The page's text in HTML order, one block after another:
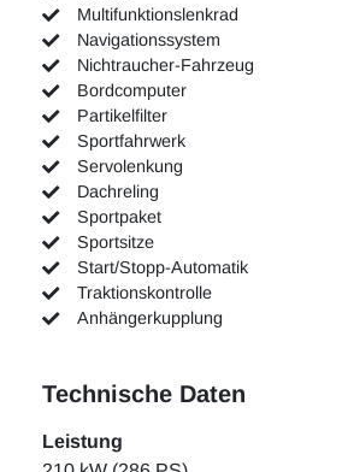
Multifunktionslenkrad
Navigationssystem
Nichtraucher-Fahrzeug
Bordcomputer
Partikelfilter
Sportfahrwerk
Servolenkung
Dachreling
Sportpaket
Sportsitze
Start/Stopp-Automatik
Traktionskontrolle
Anhängerkupplung
Technische Daten
Leistung